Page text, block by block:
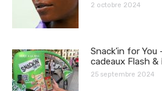
2 octobre 2024
Snack’in for
cadeaux Flash &
25 septembre 2024